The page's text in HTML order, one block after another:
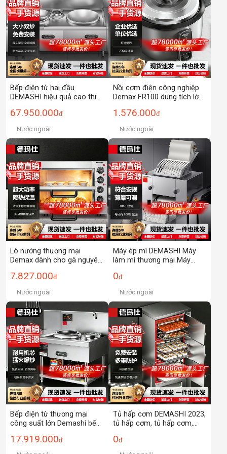
Bếp điện từ hai đầu
DEMASHI hiệu quả cao thiết
nhỏ trải nghiệm mới về xào
thương mại
67.950.000đ
Nước ngoài
Nồi cơm điện công nghiệp
Demax FR100 dung tích lớn
cháy, đạt chứng nhận 3C,
dùng cho căng tin và khách
sạn.
1.576.000đ
Nước ngoài
Lò nướng thương mại
Demax dành cho gà nguyên
mì, khoai lang, bánh trung
thu, lò nướng bánh, lò
nướng điện cơ.
7.827.000đ
Nước ngoài
Máy ép mì DEMASHI Máy
làm mì thương mại Máy
làm mì
0đ
Nước ngoài
Bếp điện từ thương mại
công suất lớn Demashi bếp
rau bếp điện bếp nấu nhỏ
đơn giản
17.919.000đ
Tủ hấp cơm DEMASHI 2023,
tủ hấp cơm, tủ hấp cơm,
12 đĩa, điều khiển phụ hai
cửa
0đ